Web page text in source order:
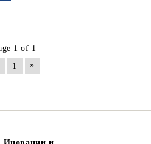
1 of 1
1 »